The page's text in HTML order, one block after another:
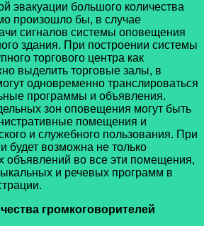
эвакуации большого количества
произошло бы, в случае
сигналов системы оповещения
здания. При построении системы
торгового центра как
выделить торговые залы, в
одновременно транслироваться
программы и объявления.
зон оповещения могут быть
помещения и
и служебного пользования. При
будет возможна не только
объявлений во все эти помещения,
и речевых программ в
громкоговорителей